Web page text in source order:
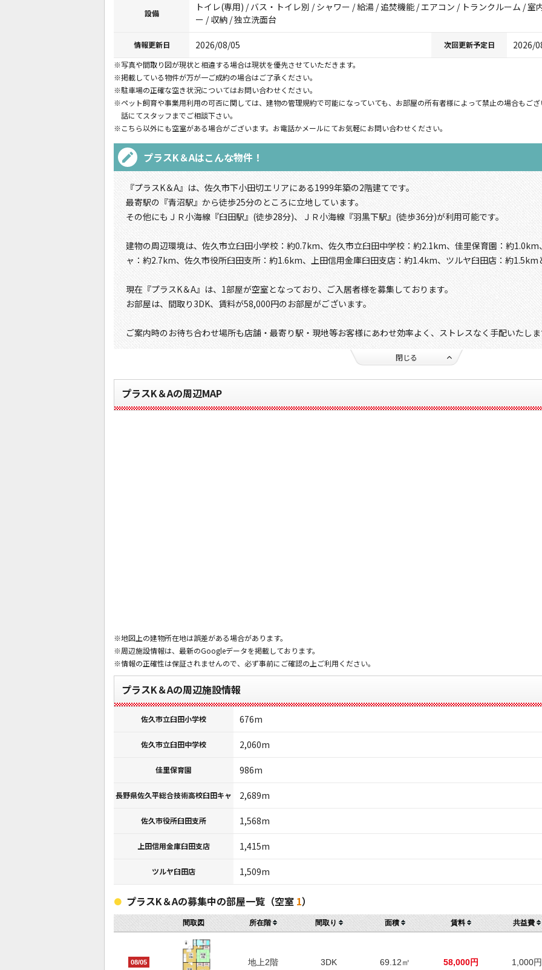
設備
トイレ(専用) / バス・トイレ別 / シャワー / 給湯 / 追焚機能 / エアコン / トランクルーム / 室
ー / 収納 / 独立洗面台
情報更新日 2026/08/05 次回更新予定日 2026/
※写真や間取り図が現状と相違する場合は現状を優先させていただきます。
※掲載している物件が万が一ご成約の場合はご了承ください。
※駐車場の正確な空き状況についてはお問い合わせください。
※ペット飼育や事業用利用の可否に関しては、建物の管理規約で可能になっていても、お部屋の所有者様によって禁止の場合もご
話にてスタッフまでご相談下さい。
※こちら以外にも空室がある場合がございます。お電話かメールにてお気軽にお問い合わせください。
プラスK＆Aはこんな物件！
『プラスK＆A』は、佐久市下小田切エリアにある1999年築の2階建てです。
最寄駅の『青沼駅』から徒歩25分のところに立地しています。
その他にもＪＲ小海線『臼田駅』(徒歩28分)、ＪＲ小海線『羽黒下駅』(徒歩36分)が利用可能です。
建物の周辺環境は、佐久市立臼田小学校：約0.7km、佐久市立臼田中学校：約2.1km、佳里保育園：約
ャ：約2.7km、佐久市役所臼田支所：約1.6km、上田信用金庫臼田支店：約1.4km、ツルヤ臼田店：約1.5km
現在『プラスK＆A』は、1部屋が空室となっており、ご入居者様を募集しております。
お部屋は、間取り3DK、賃料が58,000円のお部屋がございます。
ご案内時のお待ち合わせ場所も店舗・最寄り駅・現地等お客様にあわせ効率よく、ストレスなく手配いたし
閉じる
プラスK＆Aの周辺MAP
※地図上の建物所在地は誤差がある場合があります。
※周辺施設情報は、最新のGoogleデータを掲載しております。
※情報の正確性は保証されませんので、必ず事前にご確認の上ご利用ください。
プラスK＆Aの周辺施設情報
佐久市立臼田小学校 676m
佐久市立臼田中学校 2,060m
佳里保育園 986m
長野県佐久平総合技術高校臼田キャ 2,689m
佐久市役所臼田支所 1,568m
上田信用金庫臼田支店 1,415m
ツルヤ臼田店 1,509m
プラスK＆Aの募集中の部屋一覧（空室 1）
間取図 所在階 間取り 面積 賃料 共益費
08/05 地上2階 3DK 69.12㎡ 58,000円 1,000円